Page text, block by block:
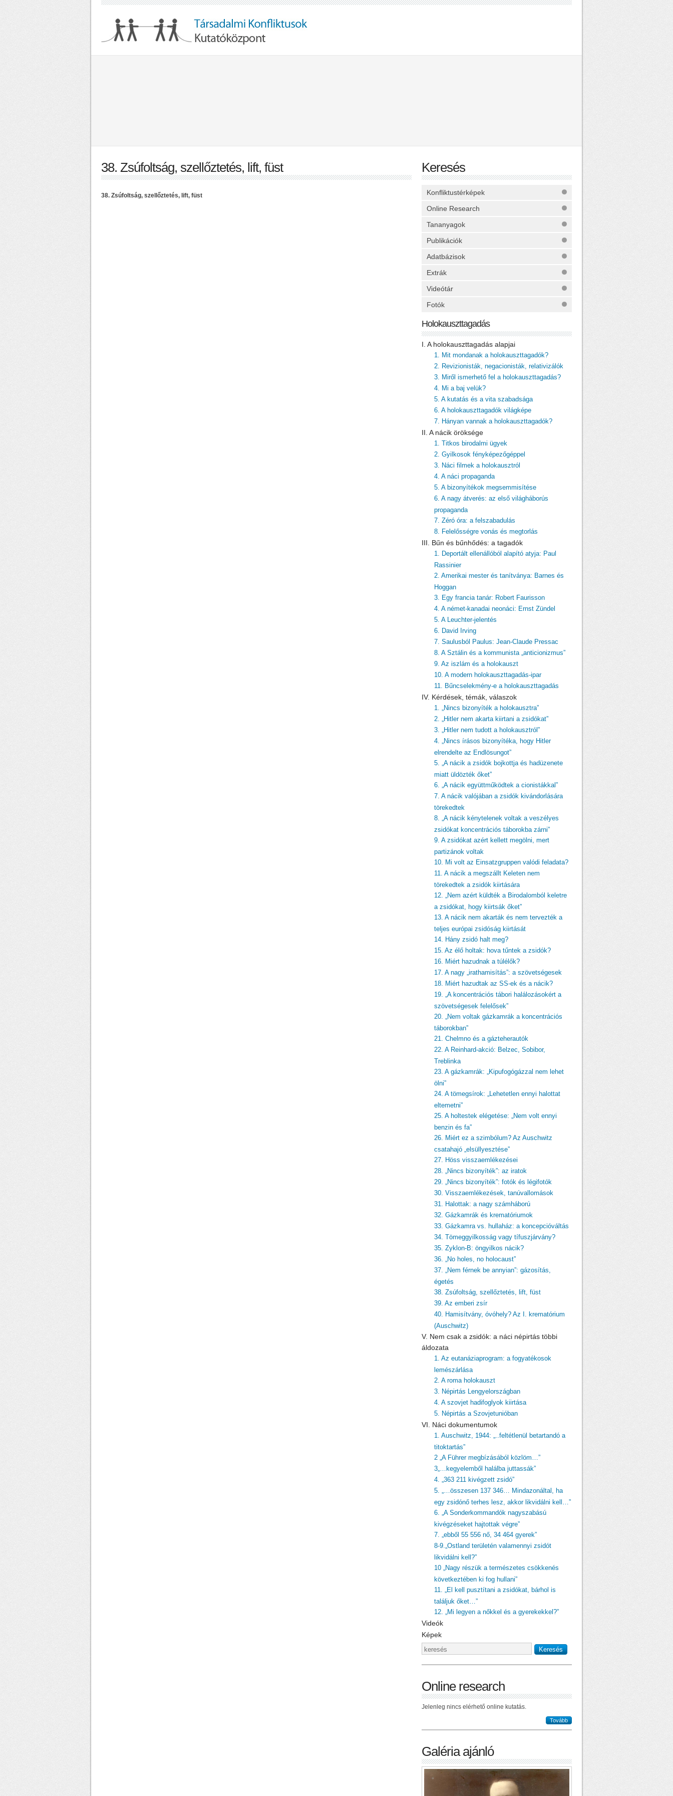
38. Zsúfoltság, szellőztetés, lift, füst
38. Zsúfoltság, szellőztetés, lift, füst
Keresés
Konfliktustérképek
Online Research
Tananyagok
Publikációk
Adatbázisok
Extrák
Videótár
Fotók
Holokauszttagadás
I. A holokauszttagadás alapjai
1. Mit mondanak a holokauszttagadók?
2. Revizionisták, negacionisták, relativizálók
3. Miről ismerhető fel a holokauszttagadás?
4. Mi a baj velük?
5. A kutatás és a vita szabadsága
6. A holokauszttagadók világképe
7. Hányan vannak a holokauszttagadók?
II. A nácik öröksége
1. Titkos birodalmi ügyek
2. Gyilkosok fényképezőgéppel
3. Náci filmek a holokausztról
4. A náci propaganda
5. A bizonyítékok megsemmisítése
6. A nagy átverés: az első világháborús
propaganda
7. Zéró óra: a felszabadulás
8. Felelősségre vonás és megtorlás
III. Bűn és bűnhődés: a tagadók
1. Deportált ellenállóból alapító atyja: Paul
Rassinier
2. Amerikai mester és tanítványa: Barnes és
Hoggan
3. Egy francia tanár: Robert Faurisson
4. A német-kanadai neonáci: Ernst Zündel
5. A Leuchter-jelentés
6. David Irving
7. Saulusból Paulus: Jean-Claude Pressac
8. A Sztálin és a kommunista „anticionizmus”
9. Az iszlám és a holokauszt
10. A modern holokauszttagadás-ipar
11. Bűncselekmény-e a holokauszttagadás
IV. Kérdések, témák, válaszok
1. „Nincs bizonyíték a holokausztra”
2. „Hitler nem akarta kiirtani a zsidókat”
3. „Hitler nem tudott a holokausztról”
4. „Nincs írásos bizonyítéka, hogy Hitler
elrendelte az Endlösungot”
5. „A nácik a zsidók bojkottja és hadüzenete
miatt üldözték őket”
6. „A nácik együttműködtek a cionistákkal”
7. A nácik valójában a zsidók kivándorlására
törekedtek
8. „A nácik kénytelenek voltak a veszélyes
zsidókat koncentrációs táborokba zárni”
9. A zsidókat azért kellett megölni, mert
partizánok voltak
10. Mi volt az Einsatzgruppen valódi feladata?
11. A nácik a megszállt Keleten nem
törekedtek a zsidók kiirtására
12. „Nem azért küldték a Birodalomból keletre
a zsidókat, hogy kiirtsák őket”
13. A nácik nem akarták és nem tervezték a
teljes európai zsidóság kiirtását
14. Hány zsidó halt meg?
15. Az élő holtak: hova tűntek a zsidók?
16. Miért hazudnak a túlélők?
17. A nagy „irathamisítás”: a szövetségesek
18. Miért hazudtak az SS-ek és a nácik?
19. „A koncentrációs tábori halálozásokért a
szövetségesek felelősek”
20. „Nem voltak gázkamrák a koncentrációs
táborokban”
21. Chelmno és a gázteherautók
22. A Reinhard-akció: Belzec, Sobibor,
Treblinka
23. A gázkamrák: „Kipufogógázzal nem lehet
ölni”
24. A tömegsírok: „Lehetetlen ennyi halottat
eltemetni”
25. A holtestek elégetése: „Nem volt ennyi
benzin és fa”
26. Miért ez a szimbólum? Az Auschwitz
csatahajó „elsüllyesztése”
27. Höss visszaemlékezései
28. „Nincs bizonyíték”: az iratok
29. „Nincs bizonyíték”: fotók és légifotók
30. Visszaemlékezések, tanúvallomások
31. Halottak: a nagy számháború
32. Gázkamrák és krematóriumok
33. Gázkamra vs. hullaház: a koncepcióváltás
34. Tömeggyilkosság vagy tífuszjárvány?
35. Zyklon-B: öngyilkos nácik?
36. „No holes, no holocaust”
37. „Nem férnek be annyian”: gázosítás,
égetés
38. Zsúfoltság, szellőztetés, lift, füst
39. Az emberi zsír
40. Hamisítvány, óvóhely? Az I. krematórium
(Auschwitz)
V. Nem csak a zsidók: a náci népirtás többi
áldozata
1. Az eutanáziaprogram: a fogyatékosok
lemészárlása
2. A roma holokauszt
3. Népirtás Lengyelországban
4. A szovjet hadifoglyok kiirtása
5. Népirtás a Szovjetunióban
VI. Náci dokumentumok
1. Auschwitz, 1944: „..feltétlenül betartandó a
titoktartás”
2 „A Führer megbízásából közlöm…”
3„…kegyelemből halálba juttassák”
4. „363 211 kivégzett zsidó”
5. „…összesen 137 346… Mindazonáltal, ha
egy zsidónő terhes lesz, akkor likvidálni kell…”
6. „A Sonderkommandók nagyszabású
kivégzéseket hajtottak végre”
7. „ebből 55 556 nő, 34 464 gyerek”
8-9.„Ostland területén valamennyi zsidót
likvidálni kell?”
10 „Nagy részük a természetes csökkenés
következtében ki fog hullani”
11. „El kell pusztítani a zsidókat, bárhol is
találjuk őket…”
12. „Mi legyen a nőkkel és a gyerekekkel?”
Videók
Képek
Online research
Jelenleg nincs elérhető online kutatás.
Tovább
Galéria ajánló